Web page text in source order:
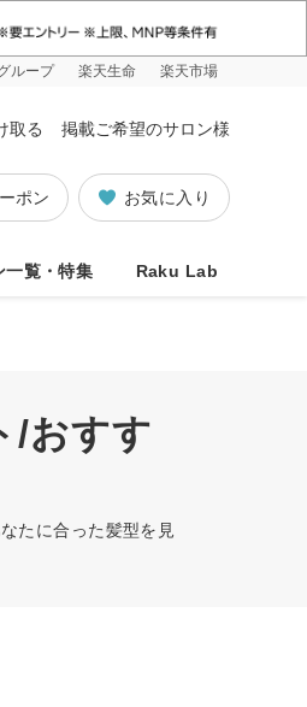
ループ 楽天生命 楽天市場
取る 掲載ご希望のサロン様
お気に入り
ポン
一覧・特集 Raku Lab
/おすす
たに合った髪型を見